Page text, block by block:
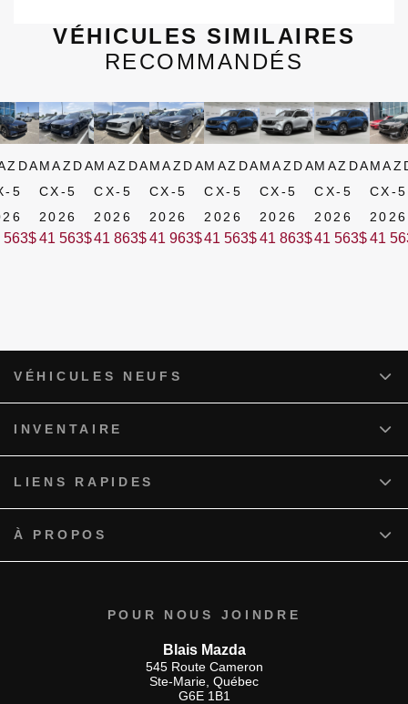
VÉHICULES SIMILAIRES
RECOMMANDÉS
5
563$
MAZDA
CX-5
2026
41 563$
MAZDA
CX-5
2026
41 863$
MAZDA
CX-5
2026
41 963$
MAZDA
CX-5
2026
41 563$
MAZDA
CX-5
2026
41 863$
MAZDA
CX-5
2026
41 563$
CX-5
2026
41
POUR NOUS JOINDRE
Blais Mazda
545 Route Cameron
Ste-Marie Québec
G6E 1B1
VÉHICULES NEUFS
INVENTAIRE
LIENS RAPIDES
À PROPOS